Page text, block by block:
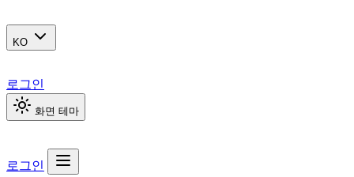
KO
로그인
화면 테마
로그인